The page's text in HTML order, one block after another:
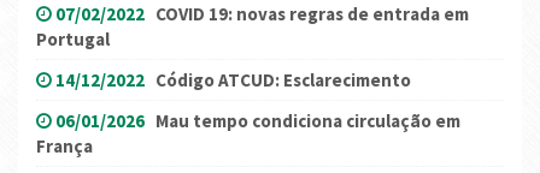
07/02/2022 COVID 19: novas regras de entrada em
Portugal
14/12/2022 Código ATCUD: Esclarecimento
06/01/2026 Mau tempo condiciona circulação em
França